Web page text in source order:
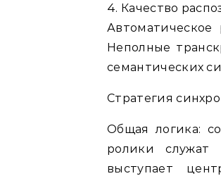
4. Качество
Неполные
семантических
Стратегия
Общая логика:
ролики служат
выступает